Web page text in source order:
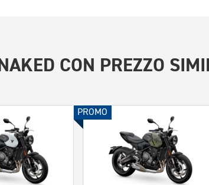
CON PREZZO
PROMO